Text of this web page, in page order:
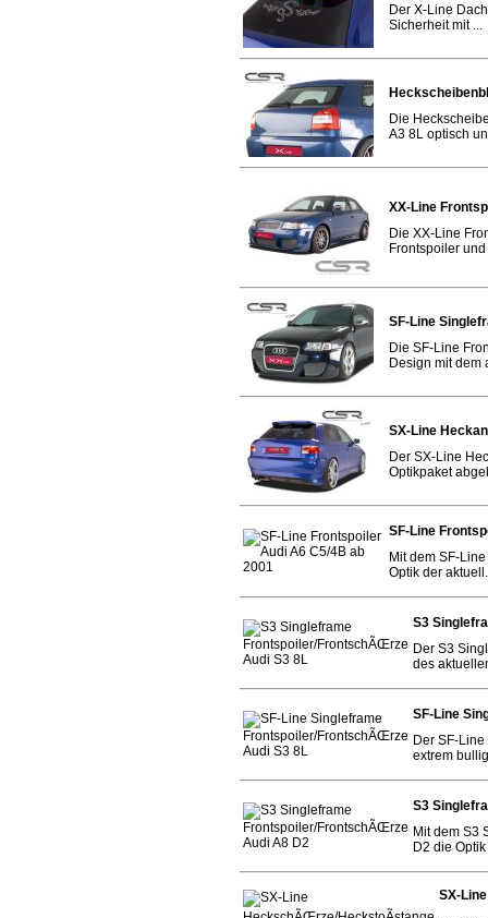
Der X-Line
Sicherheit mit ...
Die
A3 8L optisch
XX-Line
Die XX-Line
Frontspoiler
SF-Line
Die SF-Line
Design mit dem
SX-Line
Der SX-Line
Optikpaket
SF-Line
Mit dem SF-
Optik der
S3
Der S3
des
SF-Line
Der SF-
extrem
S3
Mit dem S3
D2 die
SX-